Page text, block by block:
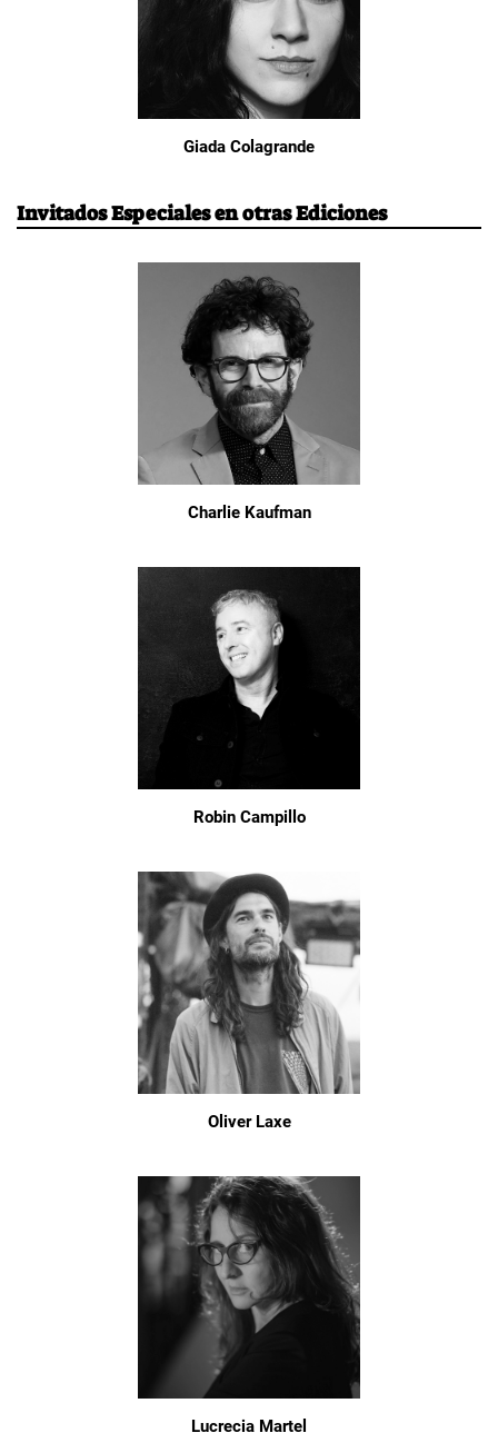
Giada Colagrande
Invitados Especiales en otras Ediciones
Charlie Kaufman
Robin Campillo
Oliver Laxe
Lucrecia Martel